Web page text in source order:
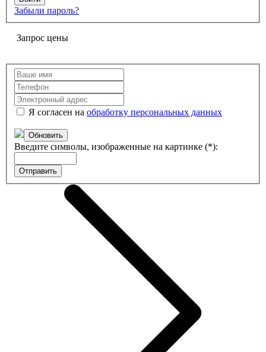
Забыли пароль?
Запрос цены
Я согласен на обработку персональных данных
Обновить
Введите символы, изображенные на картинке (*):